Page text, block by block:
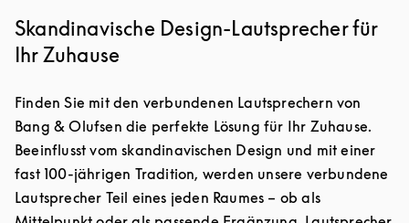
Skandinavische Design-Lautsprecher für
Ihr Zuhause
Finden Sie mit den verbundenen Lautsprechern von
Bang & Olufsen die perfekte Lösung für Ihr Zuhause.
Beeinflusst vom skandinavischen Design und mit einer
fast 100-jährigen Tradition, werden unsere verbundene
Lautsprecher Teil eines jeden Raumes – ob als